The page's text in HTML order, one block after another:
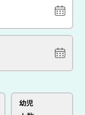
幼児